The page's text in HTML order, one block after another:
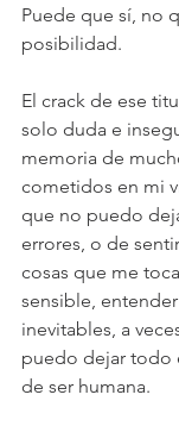
Puede que sí, no
posibilidad.
El crack de ese
solo duda e
memoria de
cometidos en mi
que no puedo
errores, o de
cosas que me
sensible,
inevitables, a
puedo dejar todo
de ser humana.